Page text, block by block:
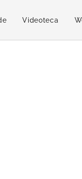
Videoteca